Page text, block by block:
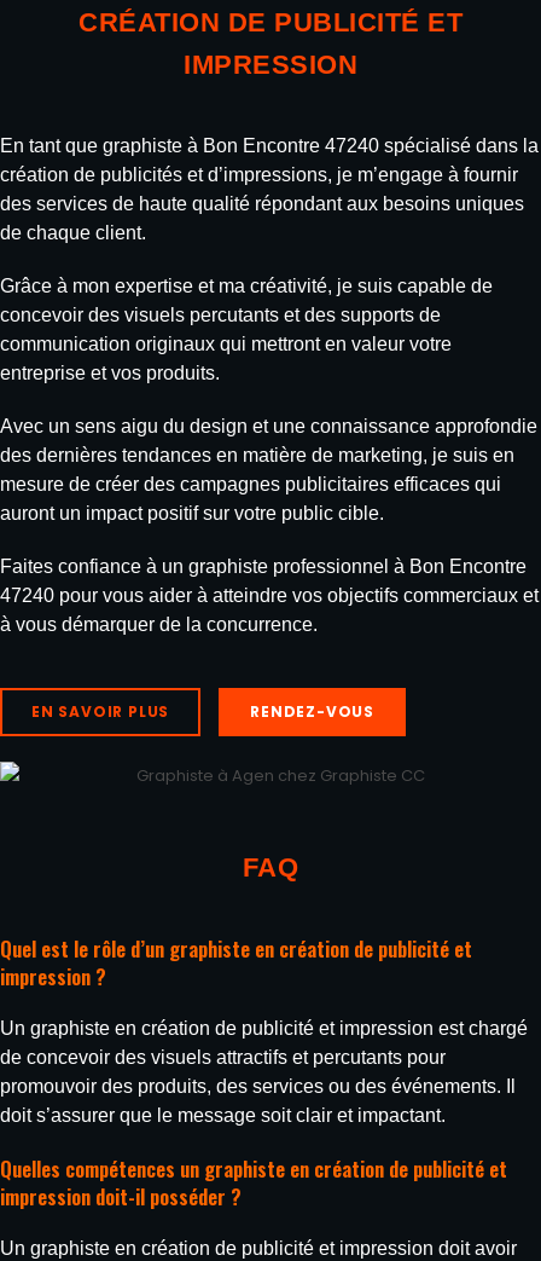
CRÉATION DE PUBLICITÉ ET
IMPRESSION
En tant que graphiste à Bon Encontre 47240 spécialisé dans la
création de publicités et d’impressions, je m’engage à fournir
des services de haute qualité répondant aux besoins uniques
de chaque client.
Grâce à mon expertise et ma créativité, je suis capable de
concevoir des visuels percutants et des supports de
communication originaux qui mettront en valeur votre
entreprise et vos produits.
Avec un sens aigu du design et une connaissance approfondie
des dernières tendances en matière de marketing, je suis en
mesure de créer des campagnes publicitaires efficaces qui
auront un impact positif sur votre public cible.
Faites confiance à un graphiste professionnel à Bon Encontre
47240 pour vous aider à atteindre vos objectifs commerciaux et
à vous démarquer de la concurrence.
EN SAVOIR PLUS RENDEZ-VOUS
FAQ
Quel est le rôle d’un graphiste en création de publicité et
impression ?
Un graphiste en création de publicité et impression est chargé
de concevoir des visuels attractifs et percutants pour
promouvoir des produits, des services ou des événements. Il
doit s’assurer que le message soit clair et impactant.
Quelles compétences un graphiste en création de publicité et
impression doit-il posséder ?
Un graphiste en création de publicité et impression doit avoir